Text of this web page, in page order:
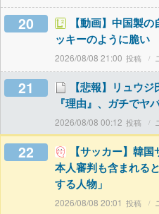
20
【動画】中国製
ッキーのように脆い
2026/08/08 21:00
21
【悲報】リュウ
『理由』、ガチでヤ
2026/08/08 00:12
22
【サッカー】韓
本人審判も含まれる
する人物」
2026/08/08 20:01